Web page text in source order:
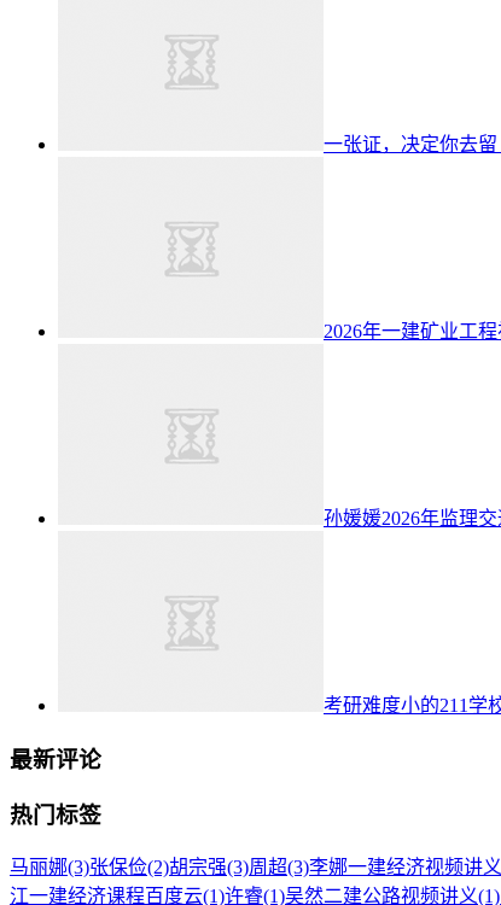
一张证，决定你去留
2026年一建矿业工
孙媛媛2026年监理
考研难度小的211学
最新评论
热门标签
马丽娜(3)张保俭(2)胡宗强(3)周超(3)李娜一建经济视频讲义
江一建经济课程百度云(1)许睿(1)吴然二建公路视频讲义(1)